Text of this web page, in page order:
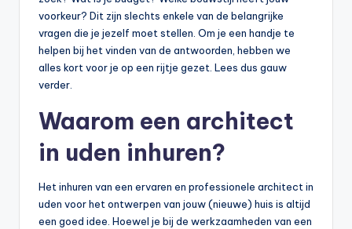
voorkeur? Dit zijn slechts enkele van de belangrijke
vragen die je jezelf moet stellen. Om je een handje te
helpen bij het vinden van de antwoorden, hebben we
alles kort voor je op een rijtje gezet. Lees dus gauw
verder.
Waarom een architect
in uden inhuren?
Het inhuren van een ervaren en professionele architect in
uden voor het ontwerpen van jouw (nieuwe) huis is altijd
een goed idee. Hoewel je bij de werkzaamheden van een